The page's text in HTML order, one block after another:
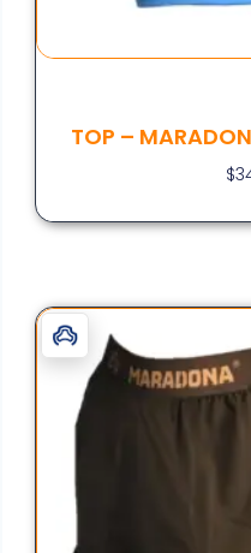
TOP –
$